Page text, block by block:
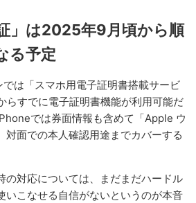
」は2025年9月頃から順
る予定
は「スマホ用電子証明書搭載サービ
らすでに電子証明書機能が利用可能だ
では券面情報も含めて「Apple ウ
対面での本人確認用途までカバーする
の対応については、まだまだハードル
いこなせる自信がないというのが本音